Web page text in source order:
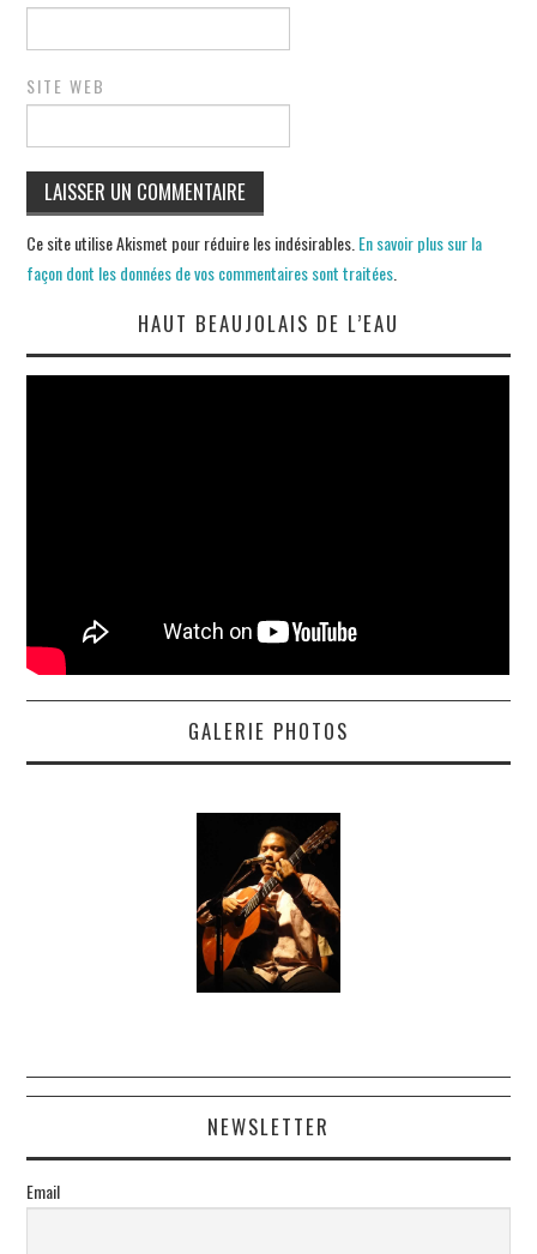
SITE WEB
Ce site utilise Akismet pour réduire les indésirables. En savoir plus sur la
façon dont les données de vos commentaires sont traitées
HAUT BEAUJOLAIS DE L’EAU
GALERIE PHOTOS
NEWSLETTER
Email